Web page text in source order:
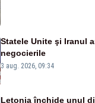
Statele Unite şi Iranul
negocierile
3 aug. 2026, 09:34
Letonia închide unul